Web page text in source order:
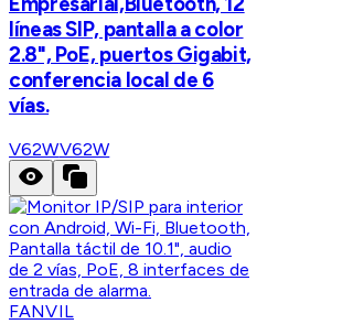
líneas SIP, pantalla a color
2.8", PoE, puertos Gigabit,
conferencia local de 6
vías.
V62WV62W
FANVIL